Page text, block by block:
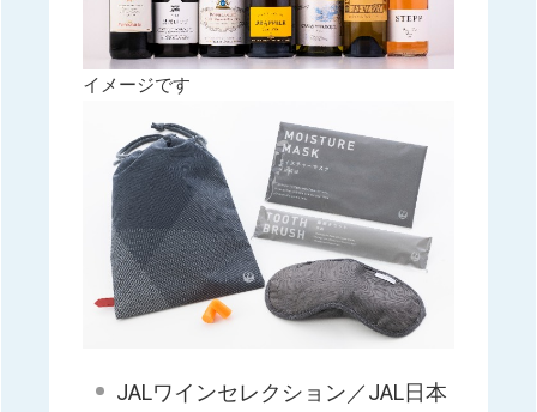
イメージです
JALワインセレクション／JAL日本